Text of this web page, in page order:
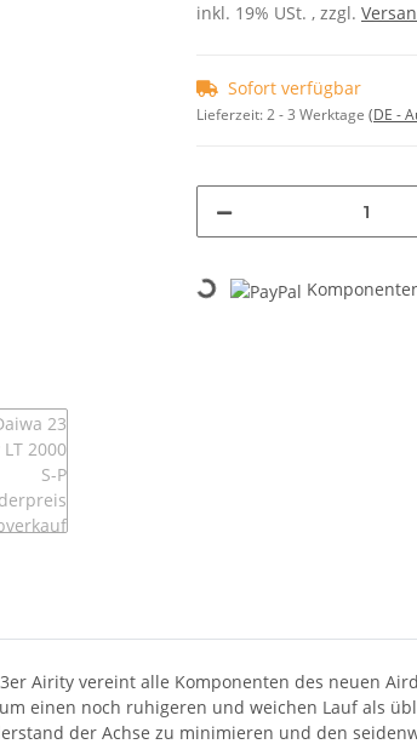
inkl. 19% USt. , zzgl.
Sofort verfügbar
Lieferzeit:2 - 3 Werktage (DE -
Loading...
Airity vereint alle Komponenten des neuen
einen noch ruhigeren und weichen Lauf als
der Achse zu minimieren und den